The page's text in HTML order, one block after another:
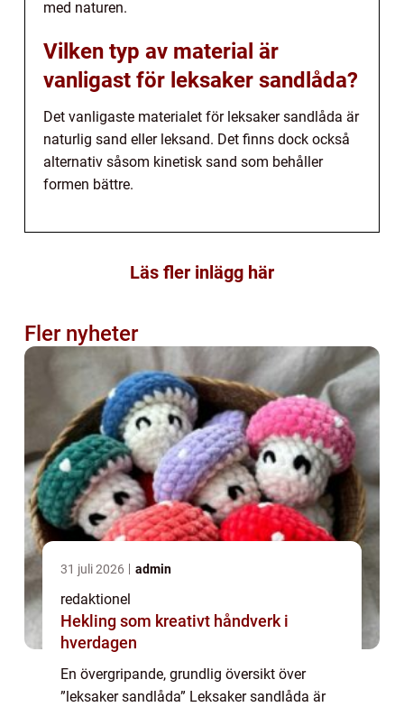
med naturen.
Vilken typ av material är
vanligast för leksaker sandlåda?
Det vanligaste materialet för leksaker sandlåda är
naturlig sand eller leksand. Det finns dock också
alternativ såsom kinetisk sand som behåller
formen bättre.
Läs fler inlägg här
Fler nyheter
31 juli 2026 admin
redaktionel
Hekling som kreativt håndverk i
hverdagen
En övergripande, grundlig översikt över
”leksaker sandlåda” Leksaker sandlåda är